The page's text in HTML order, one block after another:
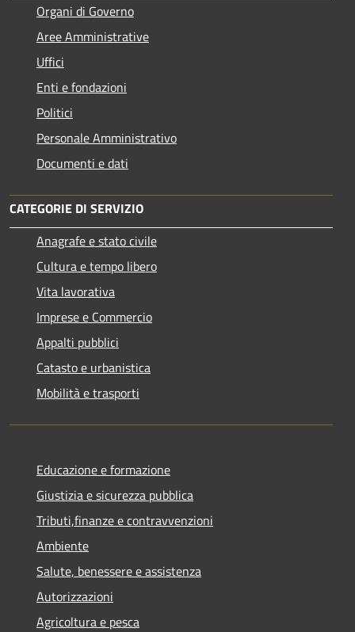
Organi di Governo
Aree Amministrative
Uffici
Enti e fondazioni
Politici
Personale Amministrativo
Documenti e dati
CATEGORIE DI SERVIZIO
Anagrafe e stato civile
Cultura e tempo libero
Vita lavorativa
Imprese e Commercio
Appalti pubblici
Catasto e urbanistica
Mobilità e trasporti
Educazione e formazione
Giustizia e sicurezza pubblica
Tributi,finanze e contravvenzioni
Ambiente
Salute, benessere e assistenza
Autorizzazioni
Agricoltura e pesca